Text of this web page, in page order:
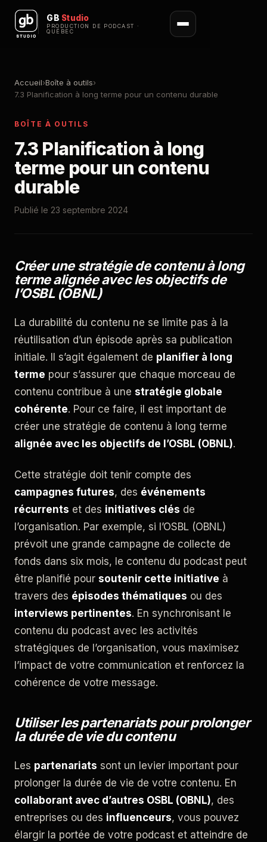
GB Studio
PRODUCTION DE PODCAST ·
QUÉBEC
Accueil›Boîte à outils›
7.3 Planification à long terme pour un contenu durable
BOÎTE À OUTILS
7.3 Planification à long
terme pour un contenu
durable
Publié le 23 septembre 2024
Créer une stratégie de contenu à long
terme alignée avec les objectifs de
l’OSBL (OBNL)
La durabilité du contenu ne se limite pas à la
réutilisation d’un épisode après sa publication
initiale. Il s’agit également de planifier à long
terme pour s’assurer que chaque morceau de
contenu contribue à une stratégie globale
cohérente. Pour ce faire, il est important de
créer une stratégie de contenu à long terme
alignée avec les objectifs de l’OSBL (OBNL).
Cette stratégie doit tenir compte des
campagnes futures, des événements
récurrents et des initiatives clés de
l’organisation. Par exemple, si l’OSBL (OBNL)
prévoit une grande campagne de collecte de
fonds dans six mois, le contenu du podcast peut
être planifié pour soutenir cette initiative à
travers des épisodes thématiques ou des
interviews pertinentes. En synchronisant le
contenu du podcast avec les activités
stratégiques de l’organisation, vous maximisez
l’impact de votre communication et renforcez la
cohérence de votre message.
Utiliser les partenariats pour prolonger
la durée de vie du contenu
Les partenariats sont un levier important pour
prolonger la durée de vie de votre contenu. En
collaborant avec d’autres OSBL (OBNL), des
entreprises ou des influenceurs, vous pouvez
élargir la portée de votre podcast et atteindre de